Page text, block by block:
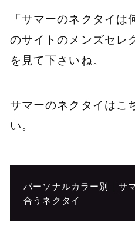
「サマーのネクタイ
のサイトのメンズセレ
を見て下さいね。
サマーのネクタイはこ
い。
パーソナルカラー別｜サ
合うネクタイ